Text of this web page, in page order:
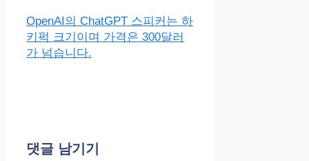
OpenAI의 ChatGPT 스피커는 하
키퍽 크기이며 가격은 300달러
가 넘습니다.
댓글 남기기